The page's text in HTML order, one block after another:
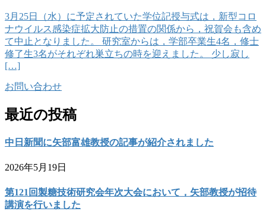
3月25日（水）に予定されていた学位記授与式は，新型コロ
ナウイルス感染症拡大防止の措置の関係から，祝賀会も含め
て中止となりました。 研究室からは，学部卒業生4名，修士
修了生3名がそれぞれ巣立ちの時を迎えました。 少し寂し
[…]
お問い合わせ
最近の投稿
中日新聞に矢部富雄教授の記事が紹介されました
2026年5月19日
第121回製糖技術研究会年次大会において，矢部教授が招待
講演を行いました